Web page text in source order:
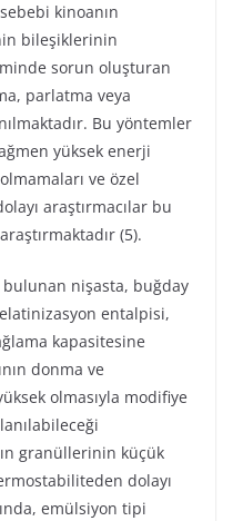
kinoanın
bileşiklerinin
sorun oluşturan
parlatma veya
Bu yöntemler
yüksek enerji
ve özel
araştırmacılar bu
(5).
bulunan nişasta, buğday
entalpisi,
kapasitesine
donma ve
olmasıyla modifiye
granüllerinin küçük
dolayı
emülsiyon tipi